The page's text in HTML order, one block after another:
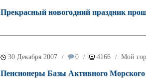
Прекрасный новогодний праздник
30 Декабря 2007 / 0 / 4166 / Мой
Пенсионеры Базы Активного